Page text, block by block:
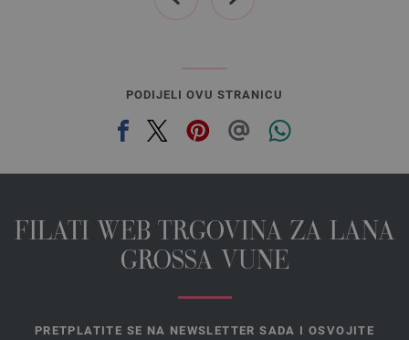
PODIJELI OVU STRANICU
FILATI WEB TRGOVINA ZA LANA
GROSSA VUNE
PRETPLATITE SE NA NEWSLETTER SADA I OSVOJITE